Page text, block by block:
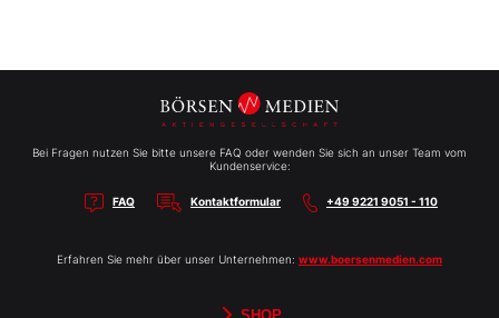
Bei Fragen nutzen Sie bitte unsere FAQ oder wenden Sie sich an unser Team vom
Kundenservice:
FAQ Kontaktformular +49 9221 9051 - 110
Erfahren Sie mehr über unser Unternehmen: www.boersenmedien.com